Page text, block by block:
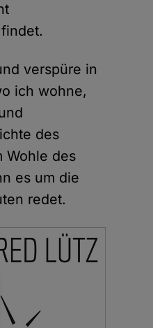
verspüre in
ich wohne,
des
Wohle des
es um die
redet.